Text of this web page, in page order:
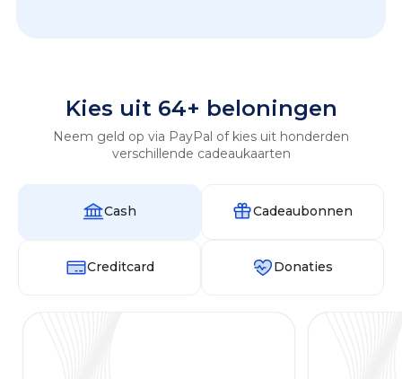
Kies uit 64+ beloningen
Neem geld op via PayPal of kies uit honderden
verschillende cadeaukaarten
Cash Cadeaubonnen
Creditcard Donaties